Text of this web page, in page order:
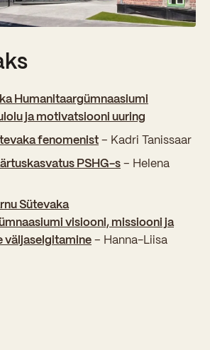
Humanitaargümnaasiumi
ja motivatsiooni uuring
fenomenist– Kadri Tanissaar
PSHG-s– Helena
Sütevaka
visiooni, missiooni ja
väljaselgitamine– Hanna-Liisa